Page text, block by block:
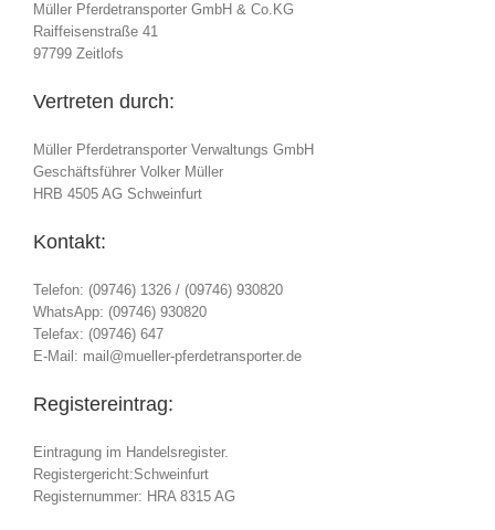
Müller Pferdetransporter GmbH & Co.KG
Raiffeisenstraße 41
97799 Zeitlofs
Vertreten durch:
Müller Pferdetransporter Verwaltungs GmbH
Geschäftsführer Volker Müller
HRB 4505 AG Schweinfurt
Kontakt:
Telefon: (09746) 1326 / (09746) 930820
WhatsApp: (09746) 930820
Telefax: (09746) 647
E-Mail: mail@mueller-pferdetransporter.de
Registereintrag:
Eintragung im Handelsregister.
Registergericht:Schweinfurt
Registernummer: HRA 8315 AG